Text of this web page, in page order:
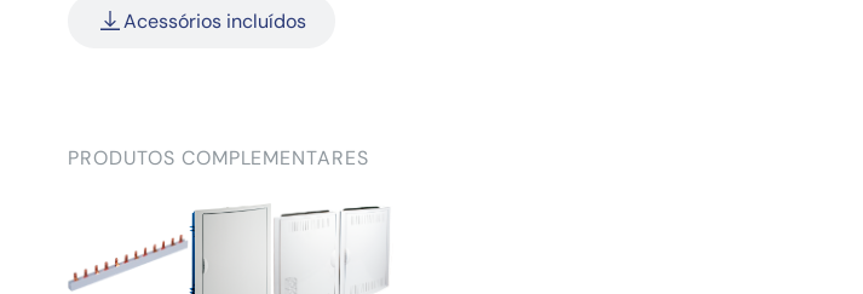
Acessórios incluídos
PRODUTOS COMPLEMENTARES